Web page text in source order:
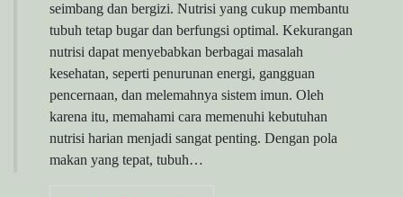
seimbang dan bergizi. Nutrisi yang cukup membantu
tubuh tetap bugar dan berfungsi optimal. Kekurangan
nutrisi dapat menyebabkan berbagai masalah
kesehatan, seperti penurunan energi, gangguan
pencernaan, dan melemahnya sistem imun. Oleh
karena itu, memahami cara memenuhi kebutuhan
nutrisi harian menjadi sangat penting. Dengan pola
makan yang tepat, tubuh…